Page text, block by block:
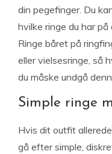
din pegefinger. Du
hvilke ringe du har
Ringe båret på
eller vielsesringe, så
du måske undgå
Simple ringe
Hvis dit outfit
gå efter simple,